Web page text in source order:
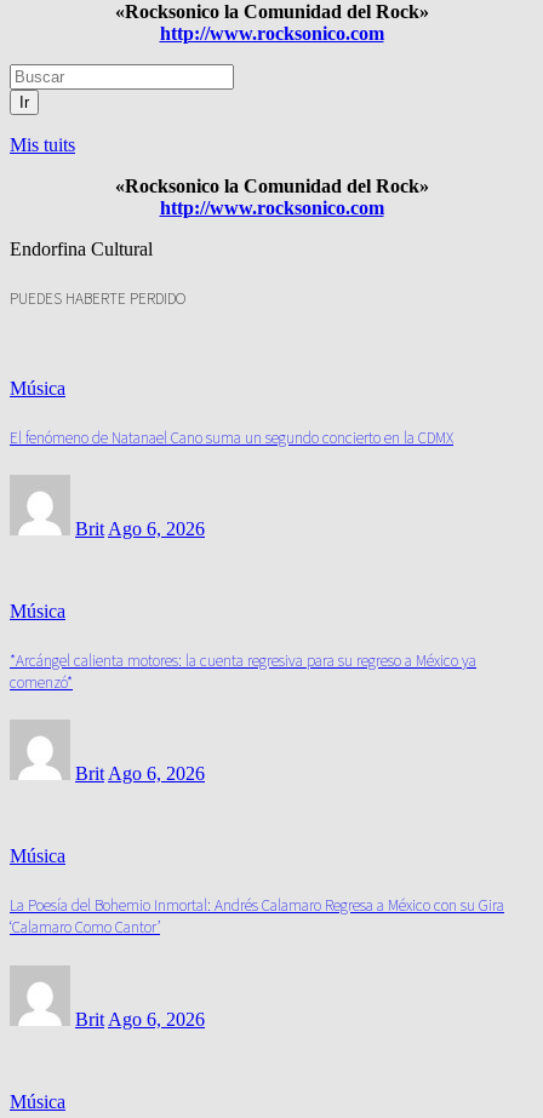
«Rocksonico la Comunidad del Rock»
http://www.rocksonico.com
Ir
Mis tuits
«Rocksonico la Comunidad del Rock»
http://www.rocksonico.com
Endorfina Cultural
PUEDES HABERTE PERDIDO
Música
El fenómeno de Natanael Cano suma un segundo concierto en la CDMX
Brit Ago 6, 2026
Música
*Arcángel calienta motores: la cuenta regresiva para su regreso a México ya
comenzó*
Brit Ago 6, 2026
Música
La Poesía del Bohemio Inmortal: Andrés Calamaro Regresa a México con su Gira
‘Calamaro Como Cantor’
Brit Ago 6, 2026
Música